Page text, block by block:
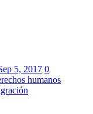
5, 2017 0
humanos